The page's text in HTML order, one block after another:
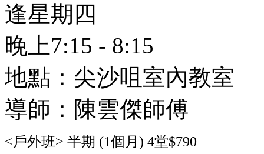
逢星期四
晚上7:15 - 8:15
地點：尖沙咀室內教室
導師：陳雲傑師傅
<戶外班> 半期 (1個月) 4堂$790